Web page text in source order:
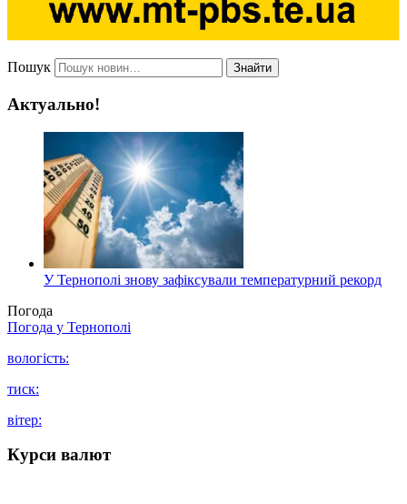
Пошук Знайти
Актуально!
У Тернополі знову зафіксували температурний рекорд
Погода
Погода у Тернополі
вологість:
тиск:
вітер:
Курси валют